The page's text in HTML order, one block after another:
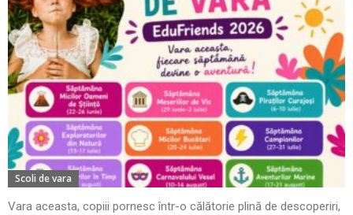
Scoli de vara
Vara aceasta, copiii pornesc într-o călătorie plină de descoperiri,